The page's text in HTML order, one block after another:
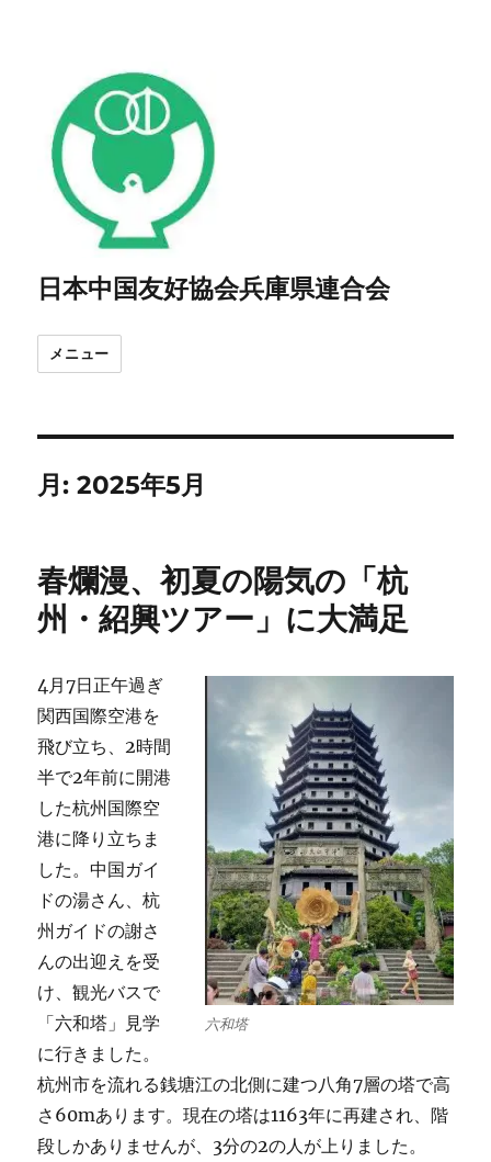
日本中国友好協会兵庫県連合会
メニュー
月:2025年5月
春爛漫、初夏の陽気の「杭
州・紹興ツアー」に大満足
六和塔
4月7日正午過ぎ
関西国際空港を
飛び立ち、2時間
半で2年前に開港
した杭州国際空
港に降り立ちま
した。中国ガイ
ドの湯さん、杭
州ガイドの謝さ
んの出迎えを受
け、観光バスで
「六和塔」見学
に行きました。
杭州市を流れる銭塘江の北側に建つ八角7層の塔で高
さ60mあります。現在の塔は1163年に再建され、階
段しかありませんが、3分の2の人が上りました。